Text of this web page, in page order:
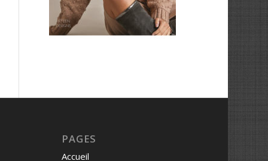
PAGES
Accueil